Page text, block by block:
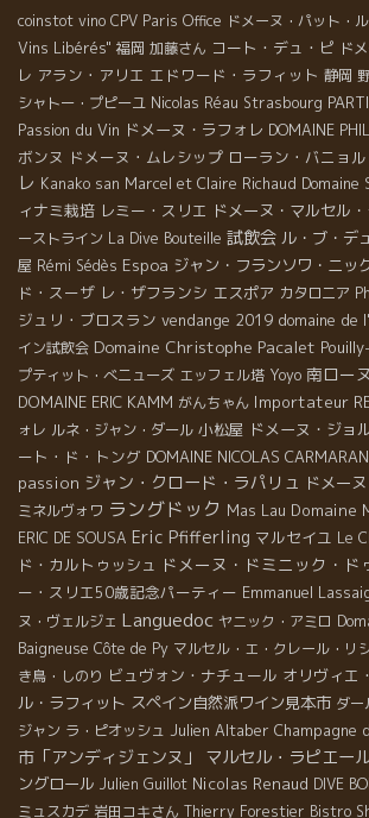
coinstot vino CPV Paris Office ドメーヌ・パット・
Vins Libérés" 福岡 加藤さん コート・デュ・ピ ド
レ アラン・アリエ エドワード・ラフィット 静岡
シャトー・プピーユ Nicolas Réau Strasbourg
Passion du Vin ドメーヌ・ラフォレ DOMAINE
ボンヌ ドメーヌ・ムレシップ ローラン・バニョル
レ Kanako san Marcel et Claire Richaud Domaine
ィナミ栽培 レミー・スリエ ドメーヌ・マルセル
ーストライン La Dive Bouteille 試飲会 ル・ブ・デ
屋 Rémi Sédès Espoa ジャン・フランソワ・ニッ
ド・スーザ レ・ザフランシ エスポア カタロニア
ジュリ・ブロスラン vendange 2019 domaine de
イン試飲会 Domaine Christophe Pacalet
プティット・べニューズ エッフェル塔 Yoyo 南ローヌ
DOMAINE ERIC KAMM がんちゃん Importateur
ォレ ルネ・ジャン・ダール 小松屋 ドメーヌ・ジョ
ート・ド・トング DOMAINE NICOLAS
passion ジャン・クロード・ラパリュ ドメー
ミネルヴォワ ラングドック Mas Lau Domaine
ERIC DE SOUSA Eric Pfifferling マルセイユ Le
ド・カルトゥッシュ ドメーヌ・ドミニック・ド
ー・スリエ50歳記念パーティー Emmanuel
ヌ・ヴェルジェ Languedoc ヤニック・アミロ
Baigneuse Côte de Py マルセル・エ・クレール・リ
き鳥・しのり ビュヴォン・ナチュール オリヴィエ
ル・ラフィット スペイン自然派ワイン見本市 ダー
ジャン ラ・ピオッシュ Julien Altaber Champagne
市「アンディジェンヌ」
マルセル・ラピエー
ングロール Julien Guillot Nicolas Renaud DIVE
ミュスカデ 岩田コキさん Thierry Forestier Bistro